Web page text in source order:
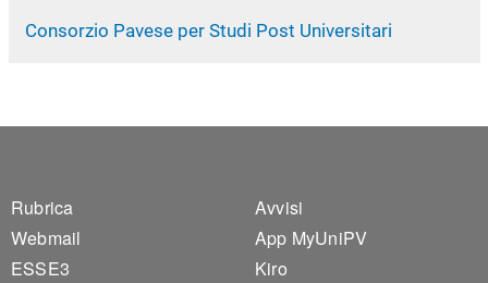
Consorzio Pavese per Studi Post Universitari
Footer 1
Rubrica
Webmail
ESSE3
Footer 2
Avvisi
App MyUniPV
Kiro